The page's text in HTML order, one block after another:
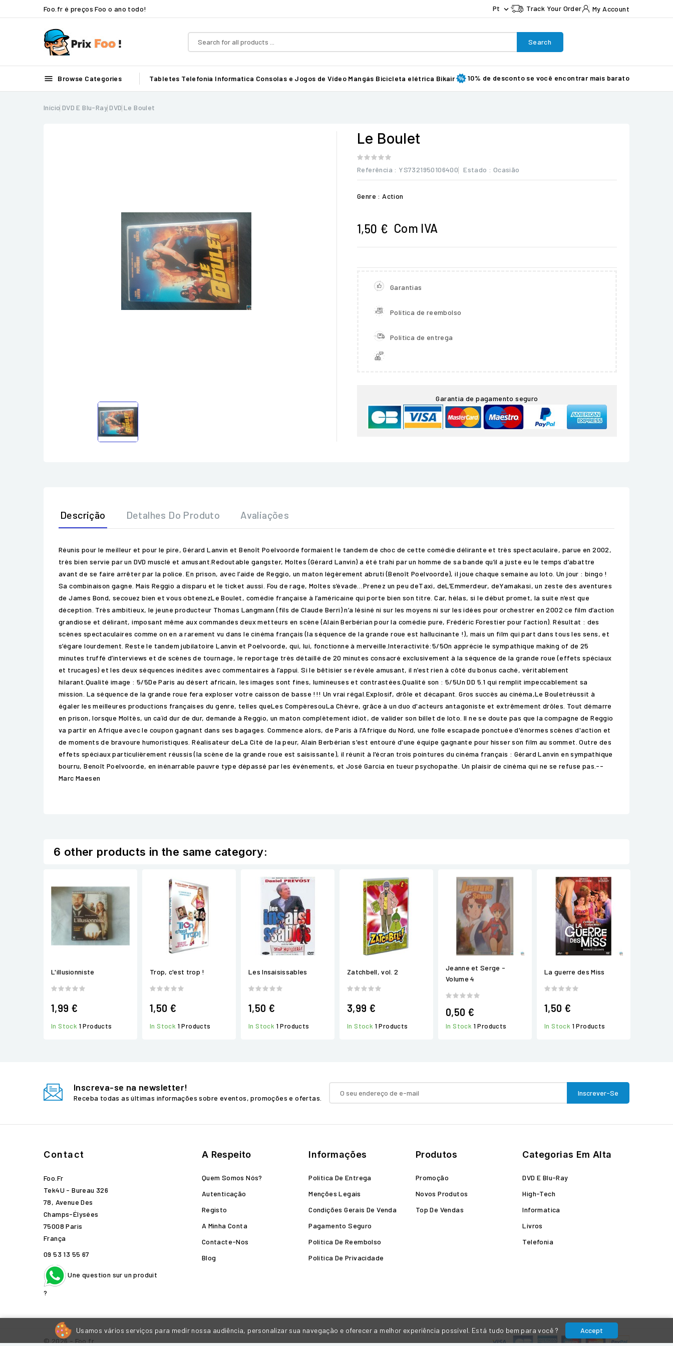
Foo.fr é preços Foo o ano todo! Pt  Track Your Order My Account
Search
 Browse Categories Tabletes Telefonia Informatica Consolas e Jogos de Vídeo Mangás Bicicleta elétrica Bikair 10% de desconto se você encontrar mais barato
Início DVD E Blu-Ray DVD Le Boulet
Le Boulet
Referência : YS7321950106400 Estado : Ocasião
Genre : Action
1,50 € Com IVA
Garantias
Política de reembolso
Política de entrega
Garantia de pagamento seguro
Descrição Detalhes Do Produto Avaliações
Réunis pour le meilleur et pour le pire, Gérard Lanvin et Benoît Poelvoorde formaient le tandem de choc de cette comédie délirante et très spectaculaire, parue en 2002,
très bien servie par un DVD musclé et amusant.Redoutable gangster, Moltes (Gérard Lanvin) a été trahi par un homme de sa bande qu’il a juste eu le temps d’abattre
avant de se faire arrêter par la police. En prison, avec l’aide de Reggio, un maton légèrement abruti (Benoît Poelvoorde), il joue chaque semaine au loto. Un jour : bingo !
Sa combinaison gagne. Mais Reggio a disparu et le ticket aussi. Fou de rage, Moltes s’évade…Prenez un peu deTaxi, deL’Emmerdeur, deYamakasi, un zeste des aventures
de James Bond, secouez bien et vous obtenezLe Boulet, comédie française à l’américaine qui porte bien son titre. Car, hélas, si le début promet, la suite n’est que
déception. Très ambitieux, le jeune producteur Thomas Langmann (fils de Claude Berri) n’a lésiné ni sur les moyens ni sur les idées pour orchestrer en 2002 ce film d’action
grandiose et délirant, imposant même aux commandes deux metteurs en scène (Alain Berbérian pour la comédie pure, Frédéric Forestier pour l’action). Résultat : des
scènes spectaculaires comme on en a rarement vu dans le cinéma français (la séquence de la grande roue est hallucinante !), mais un film qui part dans tous les sens, et
s’égare lourdement. Reste le tandem jubilatoire Lanvin et Poelvoorde, qui, lui, fonctionne à merveille.Interactivité:5/5On apprécie le sympathique making of de 25
minutes truffé d’interviews et de scènes de tournage, le reportage très détaillé de 20 minutes consacré exclusivement à la séquence de la grande roue (effets spéciaux
et trucages) et les deux séquences inédites avec commentaires à l’appui. Si le bêtisier se révèle amusant, il n’est rien à côté du bonus caché, véritablement
hilarant.Qualité image : 5/5De Paris au désert africain, les images sont fines, lumineuses et contrastées.Qualité son : 5/5Un DD 5.1 qui remplit impeccablement sa
mission. La séquence de la grande roue fera exploser votre caisson de basse !!! Un vrai régal.Explosif, drôle et décapant. Gros succès au cinéma,Le Bouletréussit à
égaler les meilleures productions françaises du genre, telles queLes CompèresouLa Chèvre, grâce à un duo d'acteurs antagoniste et extrêmement drôles. Tout démarre
en prison, lorsque Moltès, un caïd dur de dur, demande à Reggio, un maton complètement idiot, de valider son billet de loto. Il ne se doute pas que la compagne de Reggio
va partir en Afrique avec le coupon gagnant dans ses bagages. Commence alors, de Paris à l'Afrique du Nord, une folle escapade ponctuée d'énormes scènes d'action et
de moments de bravoure humoristiques. Réalisateur deLa Cité de la peur, Alain Berbérian s'est entouré d'une équipe gagnante pour hisser son film au sommet. Outre des
effets spéciaux particulièrement réussis (la scène de la grande roue est saisissante), il réunit à l'écran trois pointures du cinéma français : Gérard Lanvin en sympathique
bourru, Benoît Poelvoorde, en inénarrable pauvre type dépassé par les événements, et José Garcia en tueur psychopathe. Un plaisir de cinéma qui ne se refuse pas.--
Marc Maesen
6 other products in the same category:
L'illusionniste
1,99 €
In Stock 1 Products
Trop, c'est trop !
1,50 €
In Stock 1 Products
Les Insaisissables
1,50 €
In Stock 1 Products
Zatchbell, vol. 2
3,99 €
In Stock 1 Products
Jeanne et Serge -
Volume 4
0,50 €
In Stock 1 Products
La guerre des Miss
1,50 €
In Stock 1 Products
Inscreva-se na newsletter!
Receba todas as últimas informações sobre eventos, promoções e ofertas.
Contact
Foo.fr
Tek4U - Bureau 326
78, Avenue Des
Champs-Élysées
75008 Paris
França
09 53 13 55 67
Une question sur un produit
?
A Respeito
Quem Somos Nós?
Autenticação
Registo
A Minha Conta
Contacte-Nos
Blog
Informações
Política De Entrega
Menções Legais
Condições Gerais De Venda
Pagamento Seguro
Política De Reembolso
Política De Privacidade
Produtos
Promoção
Novos Produtos
Top De Vendas
Categorias Em Alta
DVD E Blu-Ray
High-Tech
Informatica
Livros
Telefonia
Usamos vários serviços para medir nossa audiência, personalizar sua navegação e oferecer a melhor experiência possível. Está tudo bem para você ?
Accept
© 2026 - Foo.fr